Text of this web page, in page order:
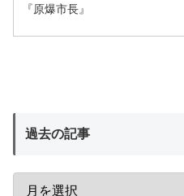
『原爆市長』
過去の記事